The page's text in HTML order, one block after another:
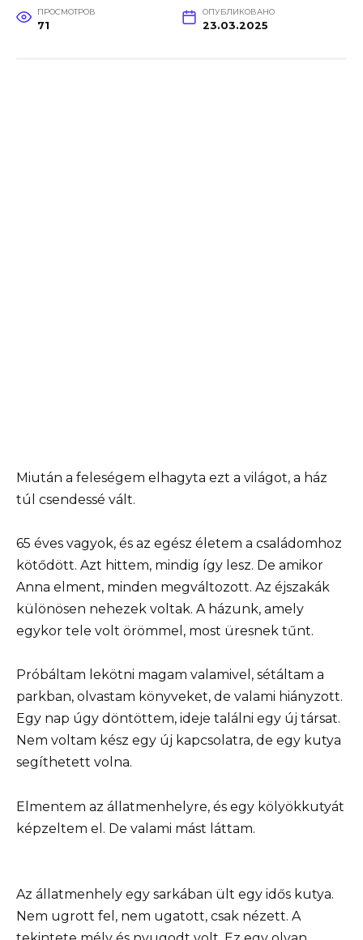
ПРОСМОТРОВ
71
ОПУБЛИКОВАНО
23.03.2025
Miután a feleségem elhagyta ezt a világot, a ház
túl csendessé vált.
65 éves vagyok, és az egész életem a családomhoz
kötődött. Azt hittem, mindig így lesz. De amikor
Anna elment, minden megváltozott. Az éjszakák
különösen nehezek voltak. A házunk, amely
egykor tele volt örömmel, most üresnek tűnt.
Próbáltam lekötni magam valamivel, sétáltam a
parkban, olvastam könyveket, de valami hiányzott.
Egy nap úgy döntöttem, ideje találni egy új társat.
Nem voltam kész egy új kapcsolatra, de egy kutya
segíthetett volna.
Elmentem az állatmenhelyre, és egy kölyökkutyát
képzeltem el. De valami mást láttam.
Az állatmenhely egy sarkában ült egy idős kutya.
Nem ugrott fel, nem ugatott, csak nézett. A